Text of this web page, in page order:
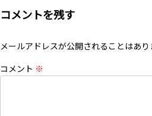
コメントを残す
メールアドレスが公開されることはあり
コメント ※